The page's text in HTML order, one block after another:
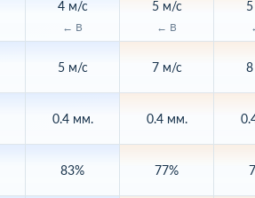
4 м/с
← В
5 м/с
0.4 мм.
83%
5 м/с
← В
7 м/с
0.4 мм.
77%